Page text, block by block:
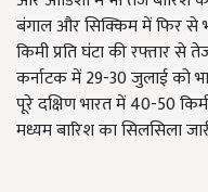
बंगाल और सिक्किम में फिर से
किमी प्रति घंटा की रफ्तार
कर्नाटक में 29-30 जुलाई को
पूरे दक्षिण भारत में 40-50
मध्यम बारिश का सिलसिला